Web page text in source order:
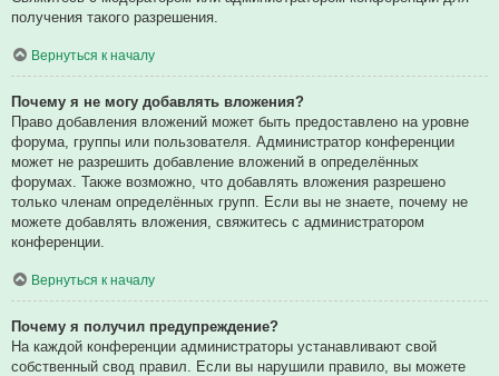
получения такого разрешения.
Вернуться к началу
Почему я не могу добавлять вложения?
Право добавления вложений может быть предоставлено на уровне
форума, группы или пользователя. Администратор конференции
может не разрешить добавление вложений в определённых
форумах. Также возможно, что добавлять вложения разрешено
только членам определённых групп. Если вы не знаете, почему не
можете добавлять вложения, свяжитесь с администратором
конференции.
Вернуться к началу
Почему я получил предупреждение?
На каждой конференции администраторы устанавливают свой
собственный свод правил. Если вы нарушили правило, вы можете